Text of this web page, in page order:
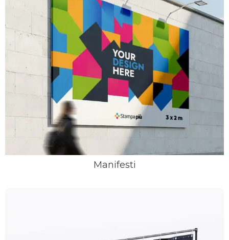
Manifesti